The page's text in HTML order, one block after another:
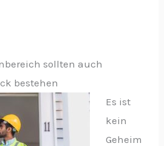
sollten auch
bestehen
Es ist
kein
Geheim